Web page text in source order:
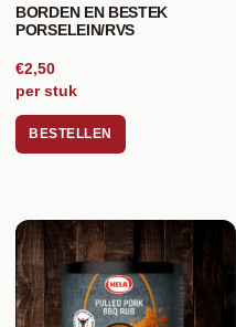
BORDEN EN BESTEK
PORSELEIN/RVS
€2,50
per stuk
BESTELLEN